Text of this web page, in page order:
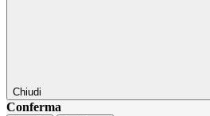
Chiudi
Conferma